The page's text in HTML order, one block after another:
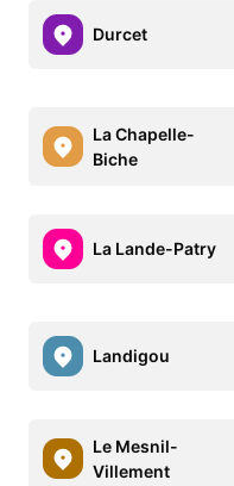
Durcet
La Chapelle-
Biche
La Lande-Patry
Landigou
Le Mesnil-
Villement